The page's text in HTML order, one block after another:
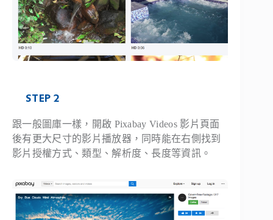
STEP 2
跟一般圖庫一樣，開啟 Pixabay Videos 影片頁面
後有更大尺寸的影片播放器，同時能在右側找到
影片授權方式、類型、解析度、長度等資訊。